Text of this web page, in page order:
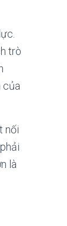
trò
của
nối
là